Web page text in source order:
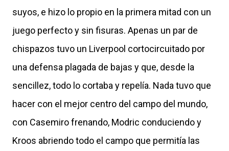
suyos, e hizo lo propio en la primera mitad con un
juego perfecto y sin fisuras. Apenas un par de
chispazos tuvo un Liverpool cortocircuitado por
una defensa plagada de bajas y que, desde la
sencillez, todo lo cortaba y repelía. Nada tuvo que
hacer con el mejor centro del campo del mundo,
con Casemiro frenando, Modric conduciendo y
Kroos abriendo todo el campo que permitía las